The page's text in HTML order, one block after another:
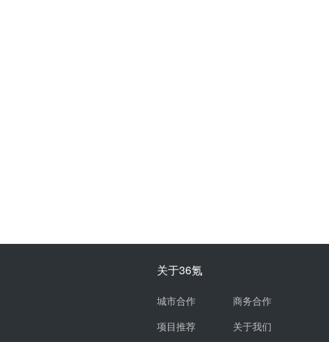
关于36氪
城市合作
项目推荐
商务合作
关于我们